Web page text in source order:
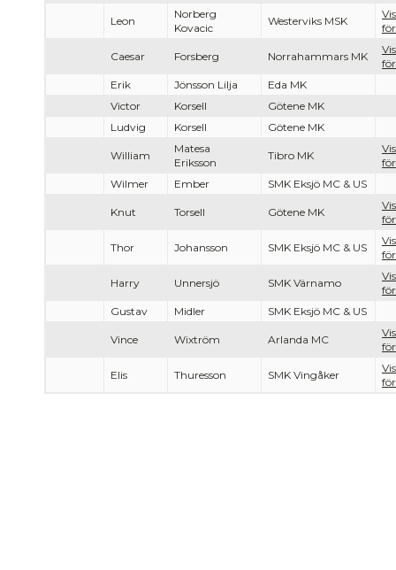
Leon
Norberg
Kovacic
Westerviks MSK
Caesar Forsberg Norrahammars MK
Erik
Jönsson Lilja
Eda MK
Victor
Korsell
Götene MK
Ludvig
Korsell Götene MK
William
Matesa
Eriksson
Tibro MK
Wilmer
Ember SMK Eksjö MC & US
Knut Torsell Götene MK
Thor Johansson SMK Eksjö MC & US
Harry Unnersjö SMK Värnamo
Gustav
Midler SMK Eksjö MC & US
Vince Wixtröm Arlanda MC
Elis Thuresson SMK Vingåker